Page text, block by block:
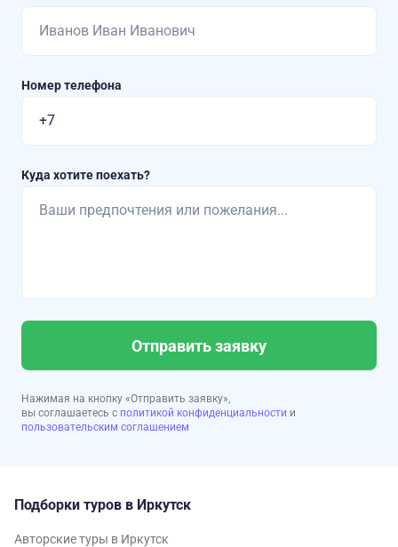
Номер телефона
Куда хотите поехать?
Отправить заявку
Нажимая на кнопку «Отправить заявку»,
вы соглашаетесь с политикой конфиденциальности и
пользовательским соглашением
Подборки туров в Иркутск
Авторские туры в Иркутск